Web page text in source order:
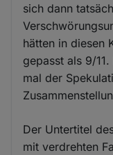
sich dann
hätten in diesen
gepasst als 9/
mal der
Der Untertitel
mit verdrehten